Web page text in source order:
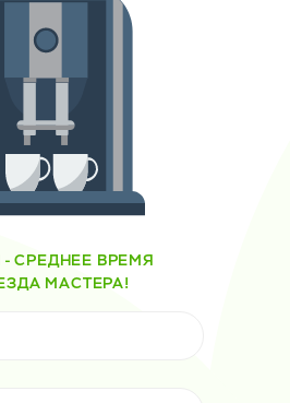
СРЕДНЕЕ ВРЕМЯ
МАСТЕРА!